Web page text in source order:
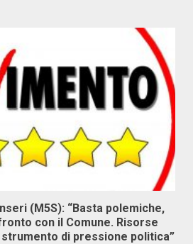
(M5S): “Basta polemiche,
con il Comune. Risorse
di pressione politica”